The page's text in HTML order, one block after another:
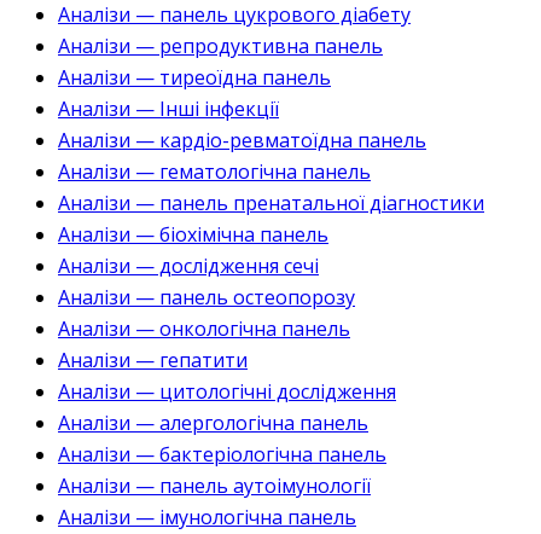
Аналізи — панель цукрового діабету
Аналізи — репродуктивна панель
Аналізи — тиреоїдна панель
Аналізи — Інші інфекції
Аналізи — кардіо-ревматоїдна панель
Аналізи — гематологічна панель
Аналізи — панель пренатальної діагностики
Аналізи — біохімічна панель
Аналізи — дослідження сечі
Аналізи — панель остеопорозу
Аналізи — онкологічна панель
Аналізи — гепатити
Аналізи — цитологічні дослідження
Аналізи — алергологічна панель
Аналізи — бактеріологічна панель
Аналізи — панель аутоімунології
Аналізи — імунологічна панель